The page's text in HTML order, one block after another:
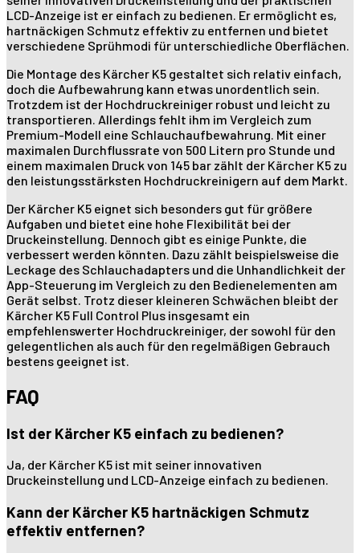
LCD-Anzeige ist er einfach zu bedienen. Er ermöglicht es,
hartnäckigen Schmutz effektiv zu entfernen und bietet
verschiedene Sprühmodi für unterschiedliche Oberflächen.
Die Montage des Kärcher K5 gestaltet sich relativ einfach,
doch die Aufbewahrung kann etwas unordentlich sein.
Trotzdem ist der Hochdruckreiniger robust und leicht zu
transportieren. Allerdings fehlt ihm im Vergleich zum
Premium-Modell eine Schlauchaufbewahrung. Mit einer
maximalen Durchflussrate von 500 Litern pro Stunde und
einem maximalen Druck von 145 bar zählt der Kärcher K5 zu
den leistungsstärksten Hochdruckreinigern auf dem Markt.
Der Kärcher K5 eignet sich besonders gut für größere
Aufgaben und bietet eine hohe Flexibilität bei der
Druckeinstellung. Dennoch gibt es einige Punkte, die
verbessert werden könnten. Dazu zählt beispielsweise die
Leckage des Schlauchadapters und die Unhandlichkeit der
App-Steuerung im Vergleich zu den Bedienelementen am
Gerät selbst. Trotz dieser kleineren Schwächen bleibt der
Kärcher K5 Full Control Plus insgesamt ein
empfehlenswerter Hochdruckreiniger, der sowohl für den
gelegentlichen als auch für den regelmäßigen Gebrauch
bestens geeignet ist.
FAQ
Ist der Kärcher K5 einfach zu bedienen?
Ja, der Kärcher K5 ist mit seiner innovativen
Druckeinstellung und LCD-Anzeige einfach zu bedienen.
Kann der Kärcher K5 hartnäckigen Schmutz
effektiv entfernen?